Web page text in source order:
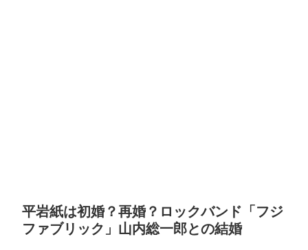
平岩紙は初婚？再婚？ロックバンド「フジ
ファブリック」山内総一郎との結婚